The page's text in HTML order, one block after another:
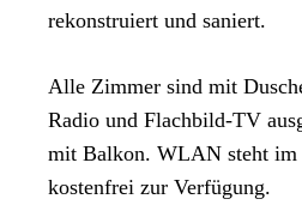
rekonstruiert und saniert.
Alle Zimmer sind mit
Radio und Flachbild-TV
mit Balkon. WLAN steht im
kostenfrei zur Verfügung.